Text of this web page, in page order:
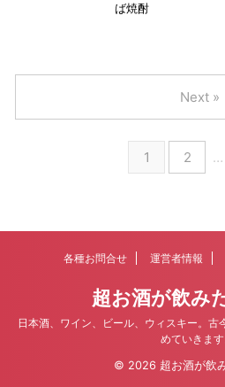
ば焼酎
1 2 …
Next »
各種お問合せ 運営者情報
超お酒が飲み
日本酒、ワイン、ビール、ウィスキー。
めていきます
© 2026 超お酒が飲